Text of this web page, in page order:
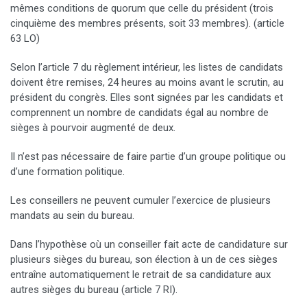
mêmes conditions de quorum que celle du président (trois
cinquième des membres présents, soit 33 membres). (article
63 LO)
Selon l’article 7 du règlement intérieur, les listes de candidats
doivent être remises, 24 heures au moins avant le scrutin, au
président du congrès. Elles sont signées par les candidats et
comprennent un nombre de candidats égal au nombre de
sièges à pourvoir augmenté de deux.
Il n’est pas nécessaire de faire partie d’un groupe politique ou
d’une formation politique.
Les conseillers ne peuvent cumuler l’exercice de plusieurs
mandats au sein du bureau.
Dans l’hypothèse où un conseiller fait acte de candidature sur
plusieurs sièges du bureau, son élection à un de ces sièges
entraîne automatiquement le retrait de sa candidature aux
autres sièges du bureau (article 7 RI).